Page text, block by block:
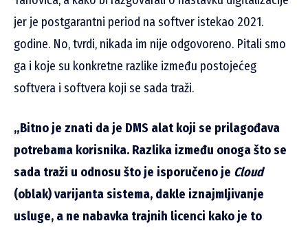
jer je postgarantni period na softver istekao 2021.
godine. No, tvrdi, nikada im nije odgovoreno. Pitali smo
ga i koje su konkretne razlike između postojećeg
softvera i softvera koji se sada traži.
„Bitno je znati da je DMS alat koji se prilagođava
potrebama korisnika. Razlika između onoga što se
sada traži u odnosu što je isporučeno je Cloud
(oblak) varijanta sistema, dakle iznajmljivanje
usluge, a ne nabavka trajnih licenci kako je to